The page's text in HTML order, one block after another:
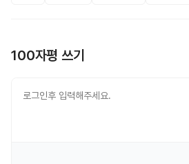
100자평 쓰기